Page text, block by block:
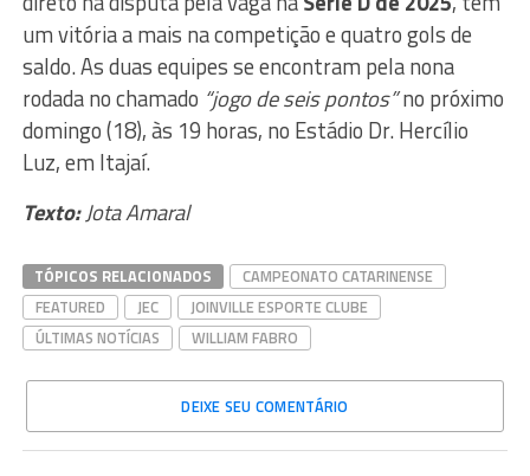
um vitória a mais na competição e quatro gols de
saldo. As duas equipes se encontram pela nona
rodada no chamado “jogo de seis pontos”no próximo
domingo (18), às 19 horas, no Estádio Dr. Hercílio
Luz, em Itajaí.
Texto:Jota Amaral
TÓPICOS RELACIONADOS
CAMPEONATO CATARINENSE
FEATURED
JEC
JOINVILLE ESPORTE CLUBE
ÚLTIMAS NOTÍCIAS
WILLIAM FABRO
DEIXE SEU COMENTÁRIO